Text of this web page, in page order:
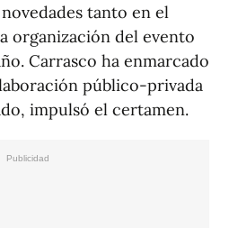
tanto en el
organización del evento
Carrasco ha enmarcado
público-privada
impulsó el certamen.